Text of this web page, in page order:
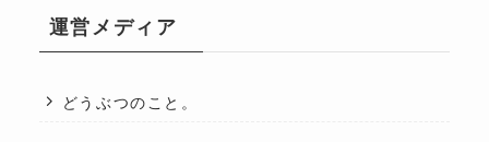
運営メディア
どうぶつのこと。